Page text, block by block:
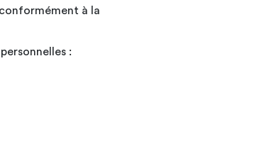
à la
: